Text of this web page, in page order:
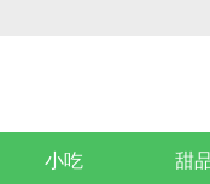
小吃 甜